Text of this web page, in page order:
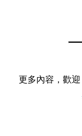
更多內容，歡迎